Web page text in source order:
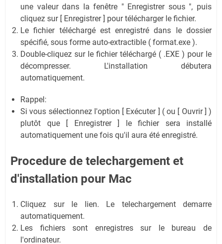
une valeur dans la fenêtre " Enregistrer sous ", puis
cliquez sur [ Enregistrer ] pour télécharger le fichier.
Le fichier téléchargé est enregistré dans le dossier
spécifié, sous forme auto-extractible ( format.exe ).
Double-cliquez sur le fichier téléchargé ( .EXE ) pour le
décompresser. L'installation débutera
automatiquement.
Rappel:
Si vous sélectionnez l'option [ Exécuter ] ( ou [ Ouvrir ] )
plutôt que [ Enregistrer ] le fichier sera installé
automatiquement une fois qu'il aura été enregistré.
Procedure de telechargement et
d'installation pour Mac
Cliquez sur le lien. Le telechargement demarre
automatiquement.
Les fichiers sont enregistres sur le bureau de
l'ordinateur.